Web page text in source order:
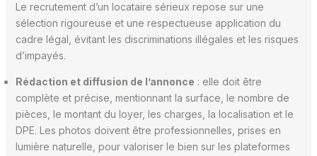
Le recrutement d’un locataire sérieux repose sur une
sélection rigoureuse et une respectueuse application du
cadre légal, évitant les discriminations illégales et les risques
d’impayés.
Rédaction et diffusion de l’annonce : elle doit être
complète et précise, mentionnant la surface, le nombre de
pièces, le montant du loyer, les charges, la localisation et le
DPE. Les photos doivent être professionnelles, prises en
lumière naturelle, pour valoriser le bien sur les plateformes